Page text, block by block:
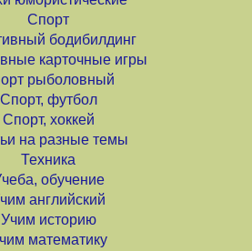
Спорт
бодибилдинг
карточные игры
рыболовный
Спорт, футбол
Спорт, хоккей
на разные темы
Техника
обучение
английский
Учим историю
математику